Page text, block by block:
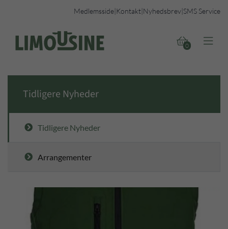
Medlemsside|Kontakt|Nyhedsbrev|SMS Service


0
Tidligere Nyheder
Tidligere Nyheder
Arrangementer